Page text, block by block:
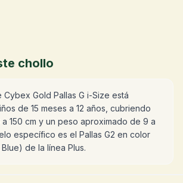
chollo
Cybex Gold Pallas G i-Size está
de 15 meses a 12 años, cubriendo
150 cm y un peso aproximado de 9 a
específico es el Pallas G2 en color
de la línea Plus.